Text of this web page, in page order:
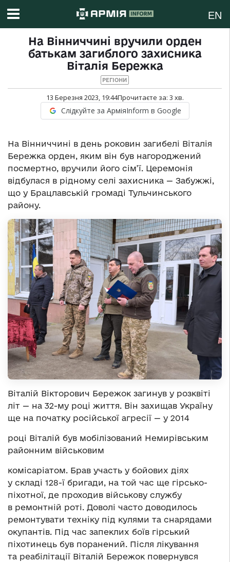
EN
На Вінниччині вручили орден
батькам загиблого захисника
Віталія Бережка
РЕГІОНИ
13 Березня 2023, 19:44Прочитаєте за: 3 хв.
Слідкуйте за АрміяInform в Google
На Вінниччині в день роковин загибелі Віталія
Бережка орден, яким він був нагороджений
посмертно, вручили його сім’ї. Церемонія
відбулася в рідному селі захисника — Забужжі,
що у Брацлавській громаді Тульчинського
району.
Віталій Вікторович Бережок загинув у розквіті
літ — на 32-му році життя. Він захищав Україну
ще на початку російської агресії — у 2014
році Віталій був мобілізований Немирівським
районним військовим
комісаріатом. Брав участь у бойових діях
у складі 128-ї бригади, на той час ще гірсько-
піхотної, де проходив військову службу
в ремонтній роті. Доволі часто доводилось
ремонтувати техніку під кулями та снарядами
окупантів. Під час запеклих боїв гірський
піхотинець був поранений. Після лікування
та реабілітації Віталій Бережок повернувся